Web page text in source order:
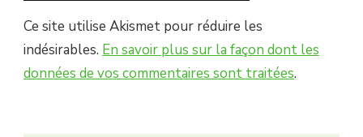
Ce site utilise Akismet pour réduire les
indésirables. En savoir plus sur la façon dont les
données de vos commentaires sont traitées.